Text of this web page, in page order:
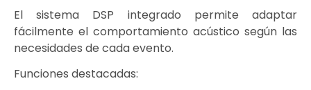
El sistema DSP integrado permite adaptar
fácilmente el comportamiento acústico según las
necesidades de cada evento.
Funciones destacadas: